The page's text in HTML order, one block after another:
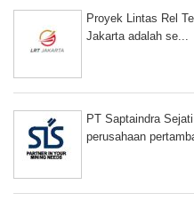
Proyek Lintas Rel
Jakarta adalah se...
PT Saptaindra
perusahaan